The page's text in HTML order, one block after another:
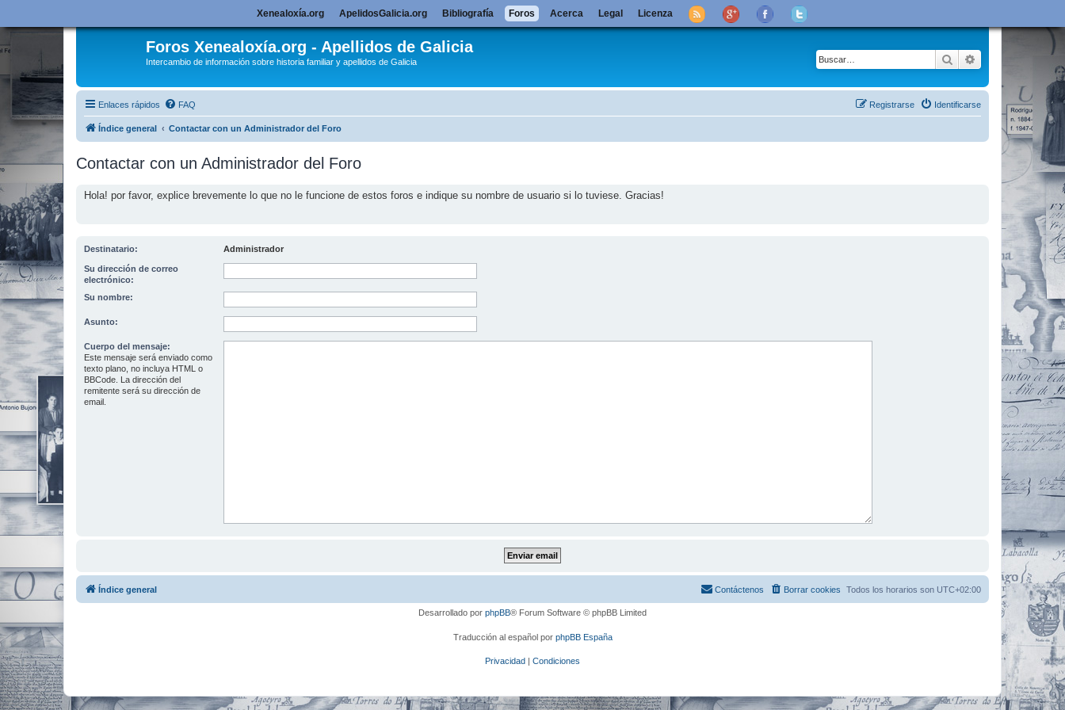
Foros Xenealoxía.org - Apellidos de Galicia
Intercambio de información sobre historia familiar y apellidos de Galicia Buscar Búsqueda
Enlaces rápidos FAQ Identificarse
Registrarse
Índice general Contactar con un Administrador del Foro
Contactar con un Administrador del Foro
Hola! por favor, explice brevemente lo que no le funcione de estos foros e indique su nombre de usuario si lo tuviese. Gracias!
Destinatario: Administrador
Su dirección de correo
electrónico:
Su nombre:
Asunto:
Cuerpo del mensaje:
Este mensaje será enviado como
texto plano, no incluya HTML o
BBCode. La dirección del
remitente será su dirección de
email.
Xenealoxía.org ApelidosGalicia.org Bibliografía Foros Acerca Legal Licenza
Índice general Todos los horarios son UTC+02:00
Borrar cookies
Contáctenos
Desarrollado por phpBB® Forum Software © phpBB Limited
Traducción al español por phpBB España
Privacidad | Condiciones